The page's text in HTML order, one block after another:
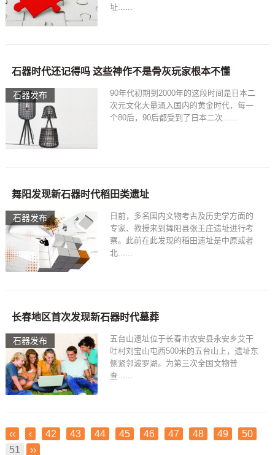
址......
石器发布
石器时代还记得吗 这些神作不是骨灰玩家根本不懂
90年代初期到2000年的这段时间是日本二
次元文化大量涌入国内的黄金时代，每一
个80后，90后都受到了日本二次......
石器发布
舞阳发现新石器时代稻田类遗址
日前，多名国内文物考古及历史学方面的
专家、教授来到舞阳县张王庄遗址进行考
察。此前在此发现的稻田遗址是中原或者
北......
石器发布
长春地区首次发现新石器时代墓葬
五台山遗址位于长春市农安县永安乡艾干
吐村刘宝山屯西500米的五台山上，遗址东
侧紧邻波罗湖。为第三次全国文物普
查......
‹‹ ‹ 42 43 44 45 46 47 48 49
50
51
››